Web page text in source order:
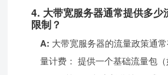
4. 大带宽服务器通常提供多少
限制？
A: 大带宽服务器的流量政策通
量计费： 提供一个基础流量包